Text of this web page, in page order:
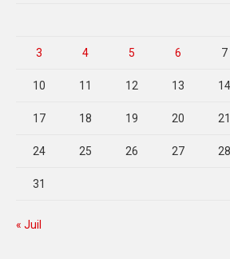
3 4 5 6 7
10 11 12 13 14
17 18 19 20 21
24 25 26 27 28
31
« Juil